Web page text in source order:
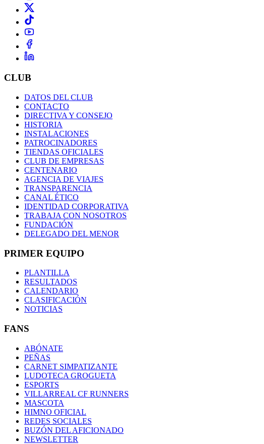
CLUB
DATOS DEL CLUB
CONTACTO
DIRECTIVA Y CONSEJO
HISTORIA
INSTALACIONES
PATROCINADORES
TIENDAS OFICIALES
CLUB DE EMPRESAS
CENTENARIO
AGENCIA DE VIAJES
TRANSPARENCIA
CANAL ÉTICO
IDENTIDAD CORPORATIVA
TRABAJA CON NOSOTROS
FUNDACIÓN
DELEGADO DEL MENOR
PRIMER EQUIPO
PLANTILLA
RESULTADOS
CALENDARIO
CLASIFICACIÓN
NOTICIAS
FANS
ABÓNATE
PEÑAS
CARNET SIMPATIZANTE
LUDOTECA GROGUETA
ESPORTS
VILLARREAL CF RUNNERS
MASCOTA
HIMNO OFICIAL
REDES SOCIALES
BUZÓN DEL AFICIONADO
NEWSLETTER